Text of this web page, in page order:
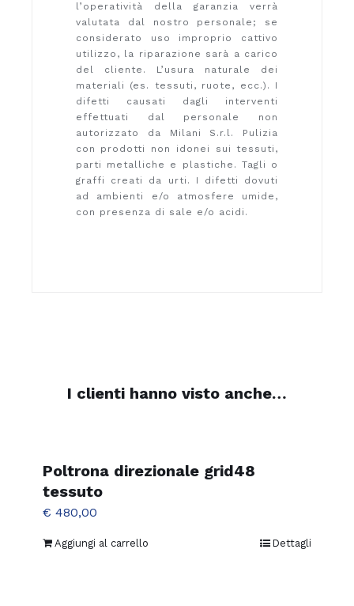
l’operatività della garanzia verrà
valutata dal nostro personale; se
considerato uso improprio cattivo
utilizzo, la riparazione sarà a carico
del cliente. L’usura naturale dei
materiali (es. tessuti, ruote, ecc.). I
difetti causati dagli interventi
effettuati dal personale non
autorizzato da Milani S.r.l. Pulizia
con prodotti non idonei sui tessuti,
parti metalliche e plastiche. Tagli o
graffi creati da urti. I difetti dovuti
ad ambienti e/o atmosfere umide,
con presenza di sale e/o acidi.
I clienti hanno visto anche…
Poltrona direzionale grid48
tessuto
€ 480,00
Aggiungi al carrello Dettagli